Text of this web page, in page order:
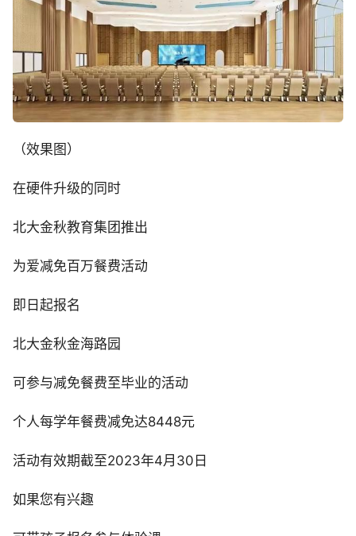
（效果图）
在硬件升级的同时
北大金秋教育集团推出
为爱减免百万餐费活动
即日起报名
北大金秋金海路园
可参与减免餐费至毕业的活动
个人每学年餐费减免达8448元
活动有效期截至2023年4月30日
如果您有兴趣